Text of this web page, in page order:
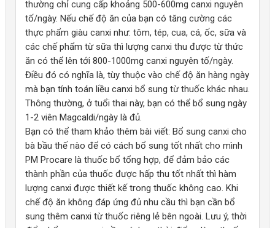
tép, cua đồng, cá, sữa và các chế phẩm từ sữa, sản phẩm từ đậu,
rau có màu xanh thẫm...), một chế độ ăn đầy đủ và cân bằng
thường không gây ra tình trạng thiếu canxi ở người bình thường.
Tuy nhiên, với những trường hợp có nhu cầu canxi tăng cao như:
phụ nữ mang thai và cho con bú, phụ nữ mãn kinh, người chơi thể
thao nhiều, trẻ em đang tăng trưởng hoặc những trường hợp dinh
dưỡng kém... thì rất khó có thể cung cấp đủ canxi cho cơ thể nếu
chỉ bổ sung từ thực phẩm hàng ngày. Do đó, ngoài tăng cường
chất lượng bữa ăn, các đối tượng này được khuyên bổ sung thêm
canxi từ các sản phẩm bổ sung chyên biệt.
Canxi citrat là một loại canxi hữu cơ, dễ tan, dễ hấp thu đồng thời
không gây ra các tác dụng phụ trên đường tiêu hóa như đầy
bụng, sinh hơi... So với loại canxi thông dụng trên thị trường là
canxi carbonat thì mặc dù canxi canxi carbonat có hàm lượng
canxi nguyên tố cao hơn (kích thước viên nhỏ hơn), tuy nhiên
4) An toàn, độ tinh khiết và nguồn gốc
Sản phẩm không chứa trứng, sản phẩm cá, men, đậu phộng,
gluten, đậu nành, hương liệu, chất làm ngọt và chất bảo quản
— phù hợp với người nhạy cảm dị ứng và người muốn sản
phẩm “sạch” hơn.
Magcaldi là sản phẩm của Maxbiocare – Úc, được sản xuất
theo tiêu chuẩn dược phẩm, trên dây truyền đạt tiêu chuẩn
Thực hành sản xuất tốt (GMP), đáp ứng các quy định về chất
lượng và an toàn nghiêm ngặt của TGA (cơ quan quản lý
Dược phẩm tại Úc), tương đương với các tiêu chuẩn của FDA
- Hoa Kỳ.
Sản phẩm được nhập khẩu chính ngạch và phân phối tại Việt
Nam bởi công ty dược phẩm uy tín Cty TNHH DP Đông Đô.
thường chỉ cung cấp khoảng 500-600mg canxi nguyên
tố/ngày. Nếu chế độ ăn của bạn có tăng cường các
thực phẩm giàu canxi như: tôm, tép, cua, cá, ốc, sữa và
các chế phẩm từ sữa thì lượng canxi thu được từ thức
ăn có thể lên tới 800-1000mg canxi nguyên tố/ngày.
Điều đó có nghĩa là, tùy thuộc vào chế độ ăn hàng ngày
mà bạn tính toán liều canxi bổ sung từ thuốc khác nhau.
Thông thường, ở tuổi thai này, bạn có thể bổ sung ngày
1-2 viên Magcaldi/ngày là đủ.
Bạn có thể tham khảo thêm bài viết: Bổ sung canxi cho
bà bầu thế nào để có cách bổ sung tốt nhất cho mình
PM Procare là thuốc bổ tổng hợp, để đảm bảo các
thành phần của thuốc được hấp thu tốt nhất thì hàm
lượng canxi được thiết kế trong thuốc không cao. Khi
chế độ ăn không đáp ứng đủ nhu cầu thì bạn cần bổ
sung thêm canxi từ thuốc riêng lẻ bên ngoài. Lưu ý, thời